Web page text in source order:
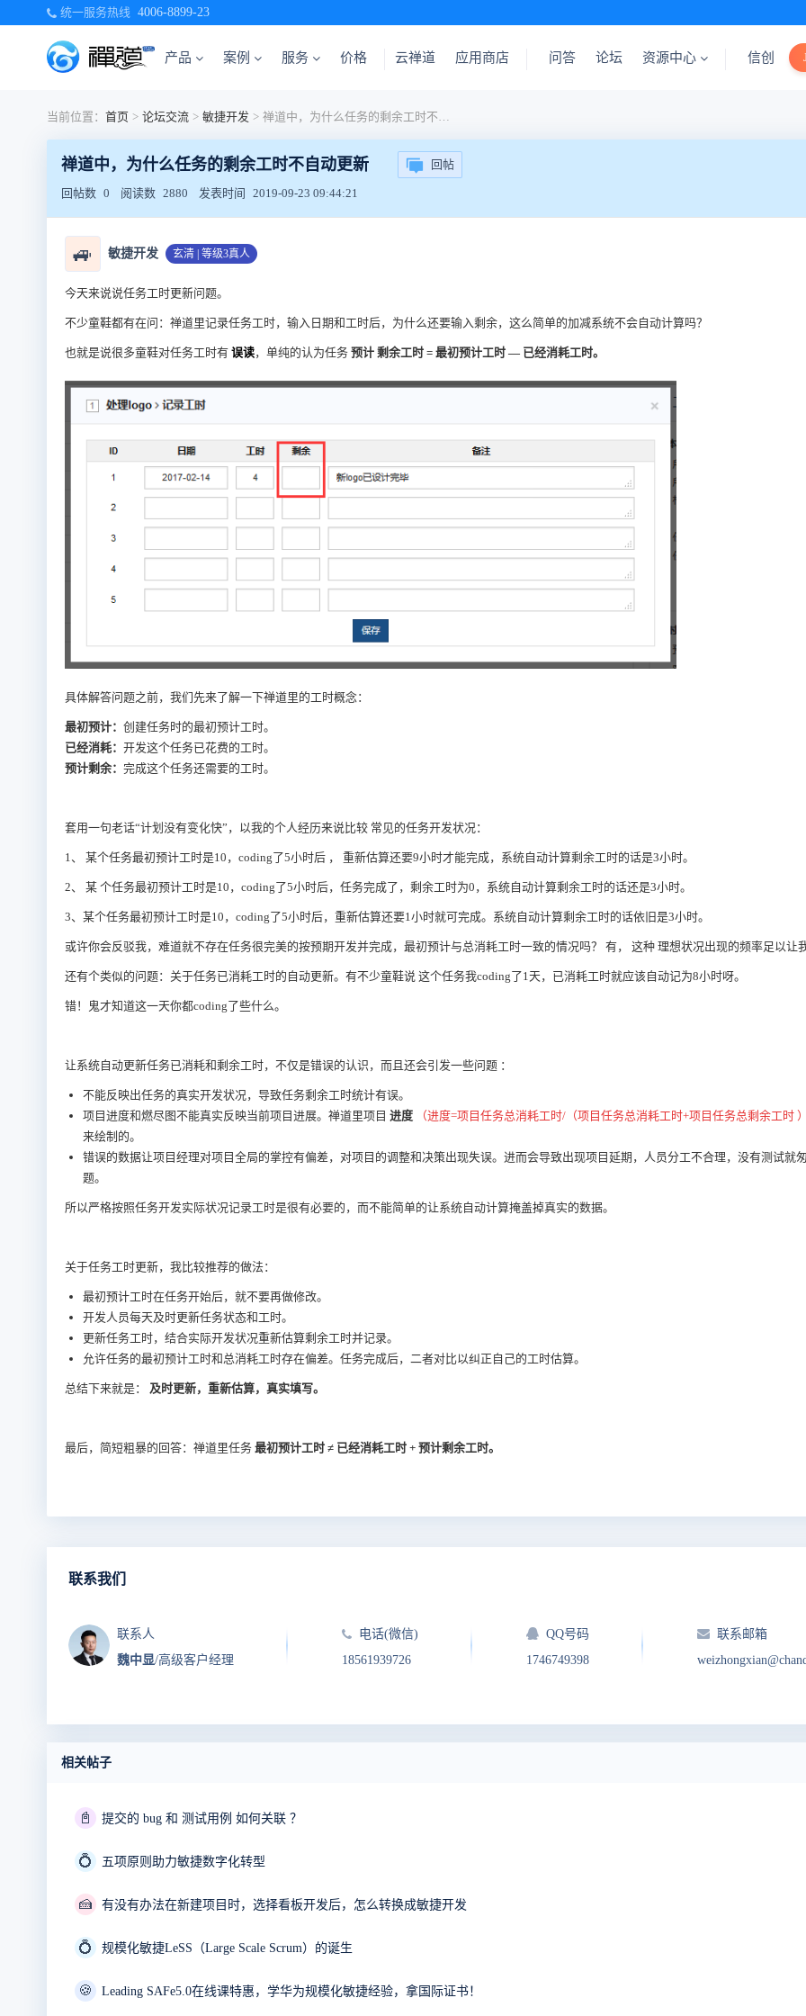
统一服务热线 4006-8899-23
产品 案例 服务 价格 云禅道 应用商店 问答 论坛 资源中心 信创
当前位置： 首页 > 论坛交流 > 敏捷开发 > 禅道中，为什么任务的剩余工时不自动更新
禅道中，为什么任务的剩余工时不自动更新 回帖
回帖数 0 阅读数 2880 发表时间 2019-09-23 09:44:21
🚙 敏捷开发 玄清 | 等级3真人
今天来说说任务工时更新问题。
不少童鞋都有在问：禅道里记录任务工时，输入日期和工时后，为什么还要输入剩余，这么简单的加减系统不会自动计算吗？
也就是说很多童鞋对任务工时有 误读，单纯的认为任务 预计 剩余工时 = 最初预计工时 — 已经消耗工时。
具体解答问题之前，我们先来了解一下禅道里的工时概念：
最初预计： 创建任务时的最初预计工时。
已经消耗： 开发这个任务已花费的工时。
预计剩余： 完成这个任务还需要的工时。
套用一句老话“计划没有变化快”，以我的个人经历来说比较 常见的任务开发状况：
1、 某个任务最初预计工时是10，coding了5小时后 ， 重新估算还要9小时才能完成，系统自动计算剩余工时的话是3小时。
2、 某 个任务最初预计工时是10，coding了5小时后，任务完成了，剩余工时为0，系统自动计算剩余工时的话还是3小时。
3、某个任务最初预计工时是10，coding了5小时后，重新估算还要1小时就可完成。系统自动计算剩余工时的话依旧是3小时。
或许你会反驳我，难道就不存在任务很完美的按预期开发并完成，最初预计与总消耗工时一致的情况吗？ 有， 这种 理想状况出现的频率足以让
还有个类似的问题：关于任务已消耗工时的自动更新。有不少童鞋说 这个任务我coding了1天，已消耗工时就应该自动记为8小时呀。
错！鬼才知道这一天你都coding了些什么。
让系统自动更新任务已消耗和剩余工时，不仅是错误的认识，而且还会引发一些问题 ：
不能反映出任务的真实开发状况，导致任务剩余工时统计有误。
项目进度和燃尽图不能真实反映当前项目进展。禅道里项目 进度 （进度=项目任务总消耗工时/（项目任务总消耗工时+项目任务总剩余工时
来绘制的。
错误的数据让项目经理对项目全局的掌控有偏差，对项目的调整和决策出现失误。进而会导致出现项目延期，人员分工不合理，没有测试就
题。
所以严格按照任务开发实际状况记录工时是很有必要的，而不能简单的让系统自动计算掩盖掉真实的数据。
关于任务工时更新，我比较推荐的做法：
最初预计工时在任务开始后，就不要再做修改。
开发人员每天及时更新任务状态和工时。
更新任务工时，结合实际开发状况重新估算剩余工时并记录。
允许任务的最初预计工时和总消耗工时存在偏差。任务完成后，二者对比以纠正自己的工时估算。
总结下来就是： 及时更新，重新估算，真实填写。
最后，简短粗暴的回答：禅道里任务 最初预计工时 ≠ 已经消耗工时 + 预计剩余工时。
联系我们
联系人
魏中显/高级客户经理
电话(微信)
18561939726
QQ号码
1746749398
联系邮箱
相关帖子
📓 提交的 bug 和 测试用例 如何关联 ？
💍 五项原则助力敏捷数字化转型
🍰 有没有办法在新建项目时，选择看板开发后，怎么转换成敏捷开发
💍 规模化敏捷LeSS（Large Scale Scrum）的诞生
🍪 Leading SAFe5.0在线课特惠，学华为规模化敏捷经验，拿国际证书！